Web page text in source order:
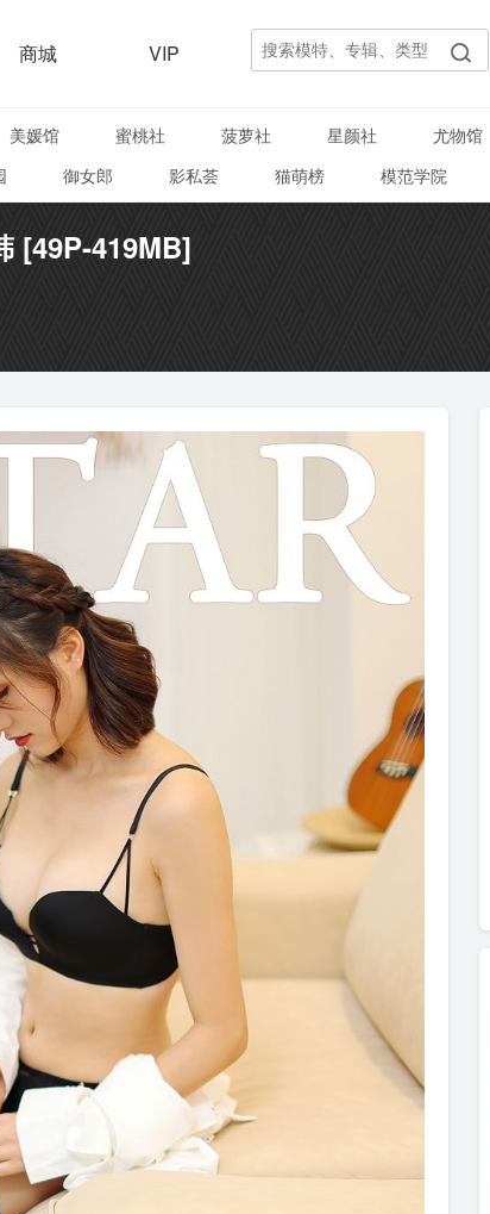
商城 VIP
美媛馆 蜜桃社 菠萝社 星颜社 尤物馆
御女郎 影私荟 猫萌榜 模范学院
[49P-419MB]